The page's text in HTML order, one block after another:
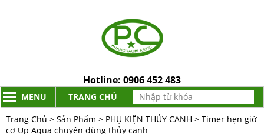
Hotline: 0906 452 483
MENU
TRANG CHỦ
Trang Chủ > Sản Phẩm > PHỤ KIỆN THỦY CANH > Timer hẹn giờ
cơ Up Aqua chuyên dùng thủy canh